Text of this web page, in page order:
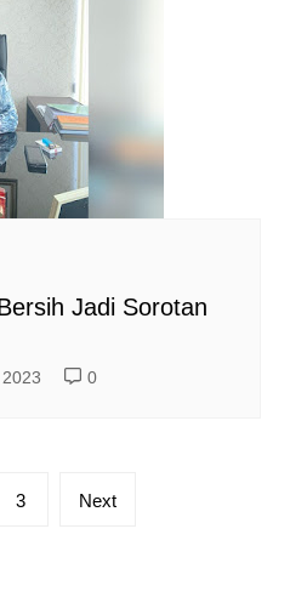
Jadi Sorotan
0
3 Next